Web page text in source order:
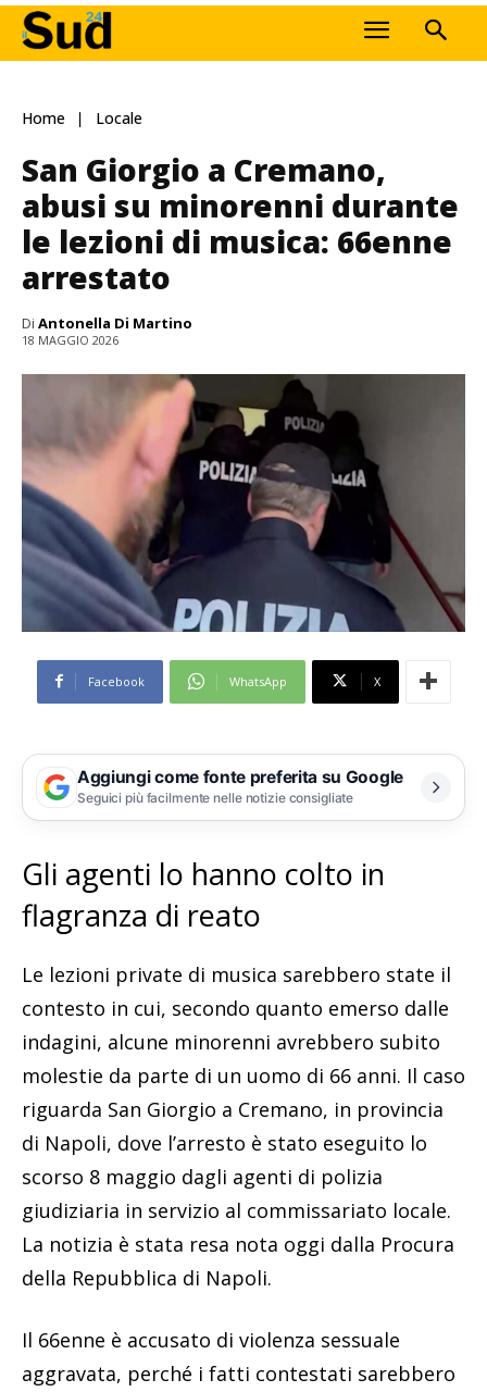
Home Locale
San Giorgio a Cremano,
abusi su minorenni durante
le lezioni di musica: 66enne
arrestato
Di Antonella Di Martino
18 MAGGIO 2026
Facebook WhatsApp X
Aggiungi come fonte preferita su Google
Seguici più facilmente nelle notizie consigliate
Gli agenti lo hanno colto in
flagranza di reato
Le lezioni private di musica sarebbero state il
contesto in cui, secondo quanto emerso dalle
indagini, alcune minorenni avrebbero subito
molestie da parte di un uomo di 66 anni. Il caso
riguarda San Giorgio a Cremano, in provincia
di Napoli, dove l’arresto è stato eseguito lo
scorso 8 maggio dagli agenti di polizia
giudiziaria in servizio al commissariato locale.
La notizia è stata resa nota oggi dalla Procura
della Repubblica di Napoli.
Il 66enne è accusato di violenza sessuale
aggravata, perché i fatti contestati sarebbero